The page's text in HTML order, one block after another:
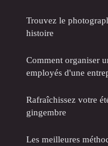
Trouvez le
histoire
Comment organiser
employés d'une
Rafraîchissez votre
gingembre
Les meilleures